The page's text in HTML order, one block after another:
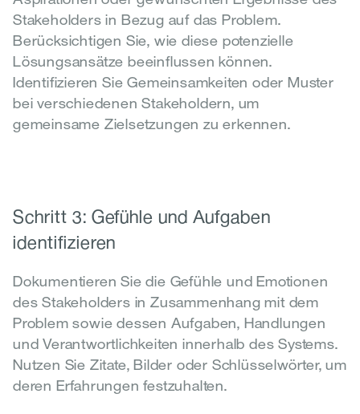
Stakeholders in Bezug auf das Problem.
Berücksichtigen Sie, wie diese potenzielle
Lösungsansätze beeinflussen können.
Identifizieren Sie Gemeinsamkeiten oder Muster
bei verschiedenen Stakeholdern, um
gemeinsame Zielsetzungen zu erkennen.
Schritt 3: Gefühle und Aufgaben
identifizieren
Dokumentieren Sie die Gefühle und Emotionen
des Stakeholders in Zusammenhang mit dem
Problem sowie dessen Aufgaben, Handlungen
und Verantwortlichkeiten innerhalb des Systems.
Nutzen Sie Zitate, Bilder oder Schlüsselwörter, um
deren Erfahrungen festzuhalten.